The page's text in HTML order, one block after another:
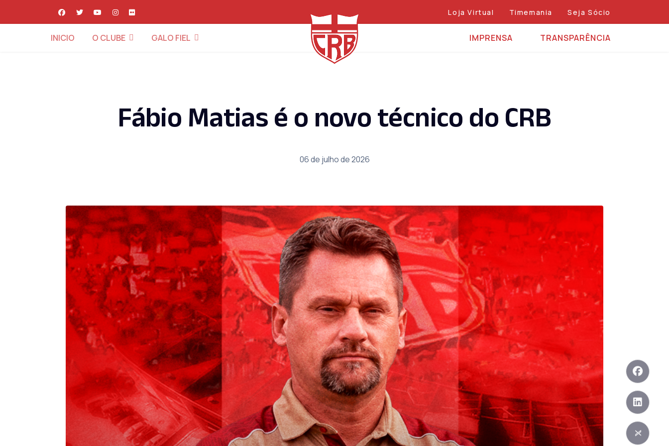
Loja Virtual Timemania Seja Sócio
INICIO O CLUBE GALO FIEL IMPRENSA TRANSPARÊNCIA
Fábio Matias é o novo técnico do CRB
06 de julho de 2026